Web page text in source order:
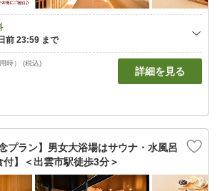
時） (税込)
詳細を見る
プラン】男女大浴場はサウナ・水風呂
】＜出雲市駅徒歩3分＞